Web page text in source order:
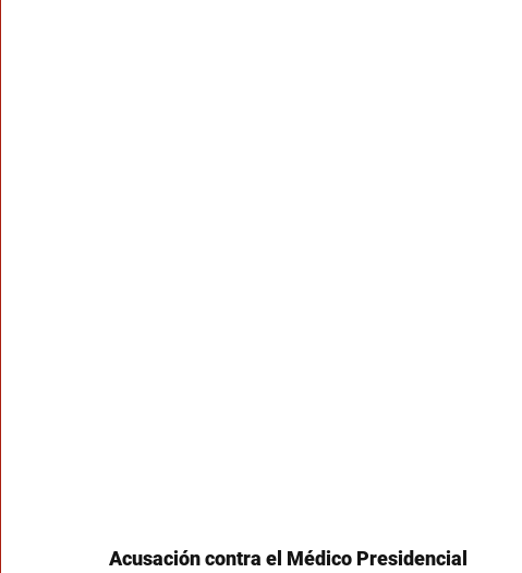
Acusación contra el Médico Presidencial